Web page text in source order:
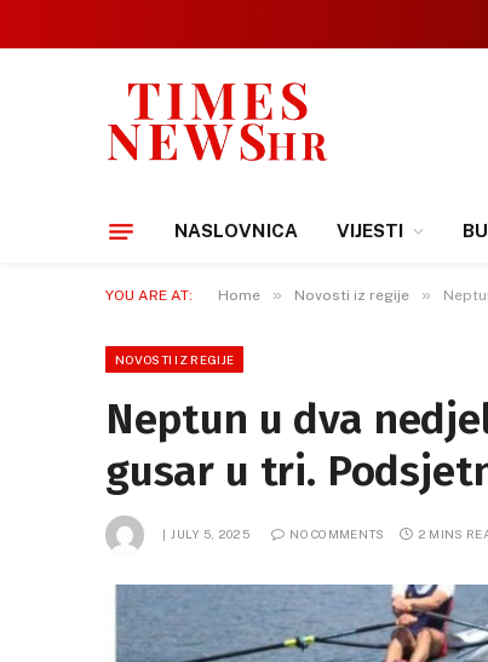
NASLOVNICA VIJESTI
YOU ARE AT: Home » Novosti iz regije »
NOVOSTI IZ REGIJE
Neptun u dva
gusar u tri.
JULY 5, 2025 NO COMMENTS 2 MINS